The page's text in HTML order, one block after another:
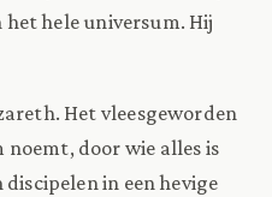
hele universum. Hij
Het vleesgeworden
noemt, door wie alles is
in een hevige